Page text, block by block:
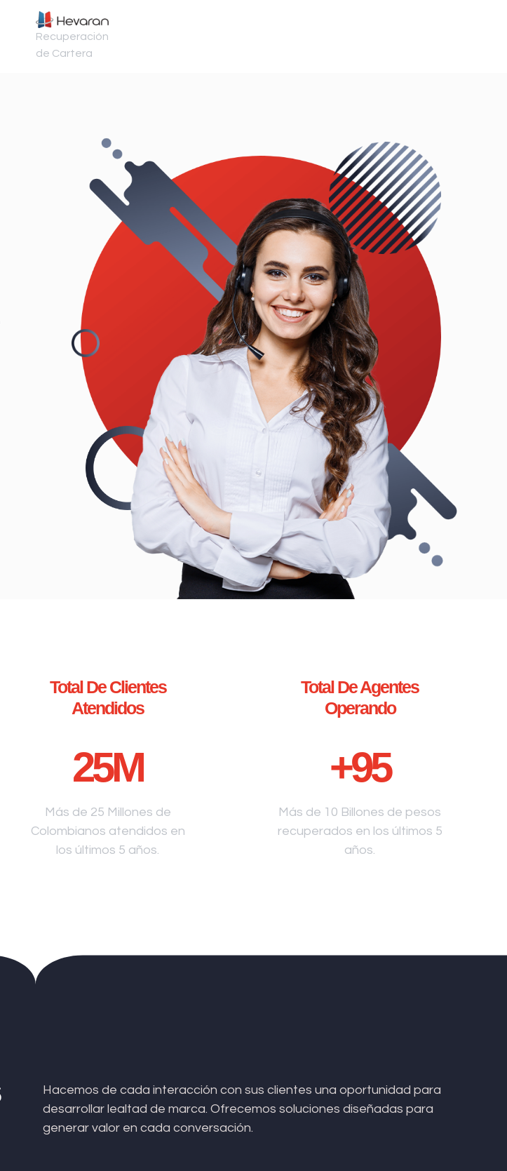
Recuperación
de Cartera
Total De Clientes
Atendidos
25M
Más de 25 Millones de
Colombianos atendidos en
los últimos 5 años.
Total De Agentes
Operando
+95
Más de 10 Billones de pesos
recuperados en los últimos 5
años.
Hacemos de cada interacción con sus clientes una oportunidad para
desarrollar lealtad de marca. Ofrecemos soluciones diseñadas para
generar valor en cada conversación.